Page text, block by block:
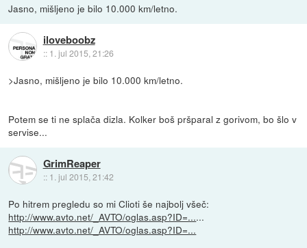
Jasno, mišljeno je bilo 10.000 km/letno.
iloveboobz
:: 1. jul 2015, 21:26
>Jasno, mišljeno je bilo 10.000 km/letno.
Potem se ti ne splača dizla. Kolker boš pršparal z gorivom, bo šlo v
servise...
GrimReaper
:: 1. jul 2015, 21:42
Po hitrem pregledu so mi Clioti še najbolj všeč:
http://www.avto.net/_AVTO/oglas.asp?ID=......
http://www.avto.net/_AVTO/oglas.asp?ID=...